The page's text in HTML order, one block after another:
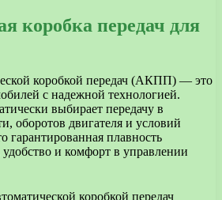
коробка передач для
коробкой передач (АКПП) — это
с надежной технологией.
выбирает передачу в
оборотов двигателя и условий
плавность
и комфорт в управлении